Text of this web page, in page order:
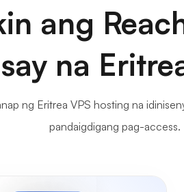
ang
na
ng Eritrea VPS hosting na
pandaigdigang pag-access.